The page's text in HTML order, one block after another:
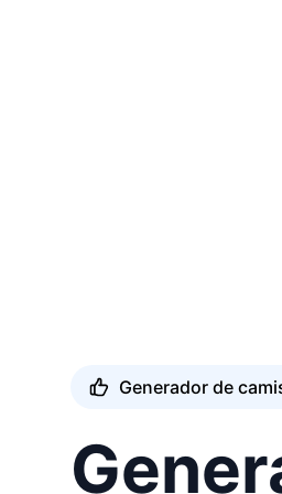
Generador de